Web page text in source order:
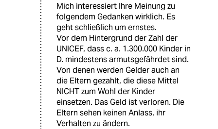
Mich interessiert Ihre Meinung zu
folgendem Gedanken wirklich. Es
geht schließlich um ernstes.
Vor dem Hintergrund der Zahl der
UNICEF, dass c. a. 1.300.000 Kinder in
D. mindestens armutsgefährdet sind.
Von denen werden Gelder auch an
die Eltern gezahlt, die diese Mittel
NICHT zum Wohl der Kinder
einsetzen. Das Geld ist verloren. Die
Eltern sehen keinen Anlass, ihr
Verhalten zu ändern.